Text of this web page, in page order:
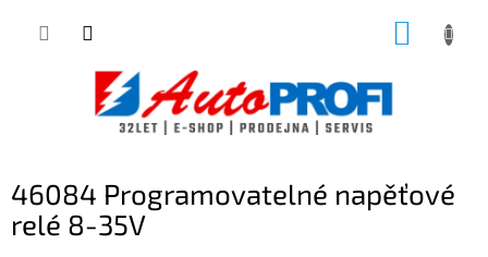
46084 Programovatelné napěťové
relé 8-35V